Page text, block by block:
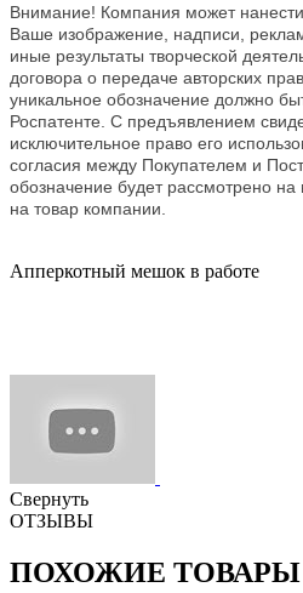
Внимание! Компания может
Ваше изображение, надписи,
иные результаты творческой
договора о передаче авторских
уникальное обозначение должно
Роспатенте. С предъявлением
исключительное право его
согласия между Покупателем и
обозначение будет рассмотрено на
на товар компании.
Апперкотный мешок в работе
Свернуть
ОТЗЫВЫ
ПОХОЖИЕ ТОВАРЫ